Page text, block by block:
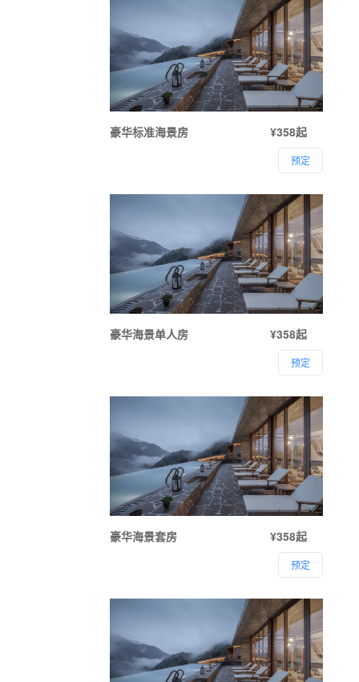
豪华标准海景房 ¥358起
预定
豪华海景单人房 ¥358起
预定
豪华海景套房 ¥358起
预定